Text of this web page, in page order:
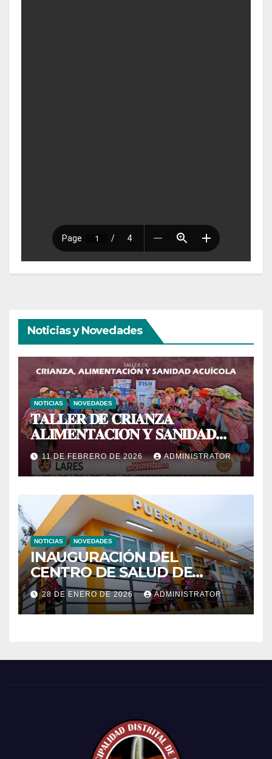
Noticias y Novedades
NOTICIAS NOVEDADES
𝐓𝐀𝐋𝐋𝐄𝐑 𝐃𝐄 𝐂𝐑𝐈𝐀𝐍𝐙𝐀
𝐀𝐋𝐈𝐌𝐄𝐍𝐓𝐀𝐂𝐈𝐎́𝐍 𝐘 𝐒𝐀𝐍𝐈𝐃𝐀𝐃
𝐀𝐂𝐔𝐈́𝐂𝐎𝐋𝐀
11 DE FEBRERO DE 2026 ADMINISTRATOR
NOTICIAS NOVEDADES
INAUGURACIÓN DEL
CENTRO DE SALUD DE
PRIMER NIVEL DEL CENTRO
POBLADO DE CCACHIN
28 DE ENERO DE 2026 ADMINISTRATOR